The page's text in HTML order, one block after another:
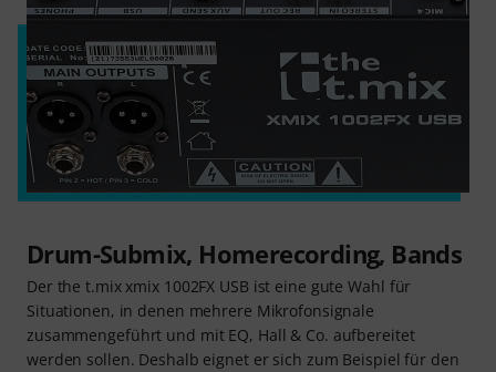
Drum-Submix, Homerecording, Bands
Der the t.mix xmix 1002FX USB ist eine gute Wahl für
Situationen, in denen mehrere Mikrofonsignale
zusammengeführt und mit EQ, Hall & Co. aufbereitet
werden sollen. Deshalb eignet er sich zum Beispiel für den